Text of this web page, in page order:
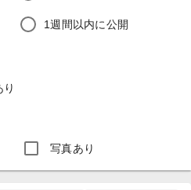
1週間以内に公開
り
写真あり